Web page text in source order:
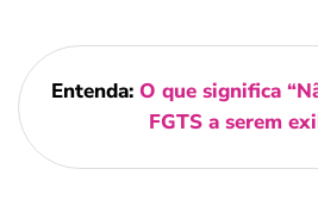
Entenda: O que significa
FGTS a serem